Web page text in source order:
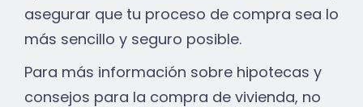
asegurar que tu proceso de compra sea lo
más sencillo y seguro posible.
Para más información sobre hipotecas y
consejos para la compra de vivienda, no